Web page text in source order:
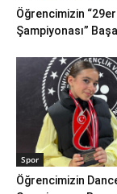
Öğrencimizin
Şampiyonası”
Spor
Öğrencimizin